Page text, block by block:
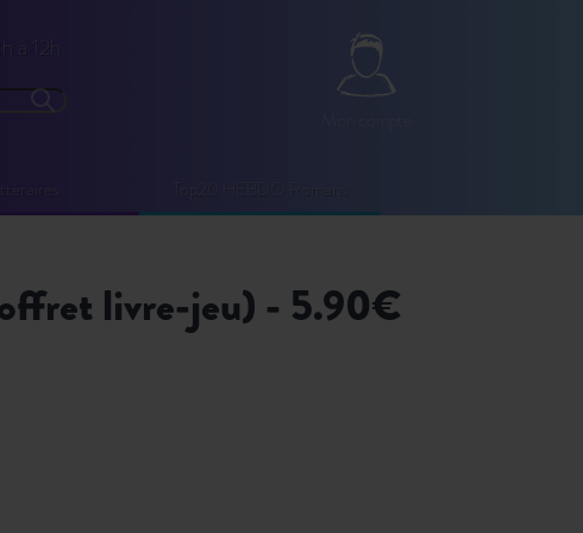
12h
Mon compte
livre-jeu) - 5.90€